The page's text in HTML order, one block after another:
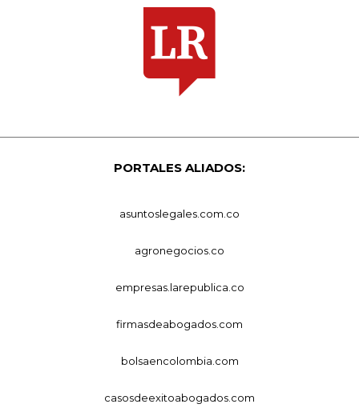
PORTALES ALIADOS:
asuntoslegales.com.co
agronegocios.co
empresas.larepublica.co
firmasdeabogados.com
bolsaencolombia.com
casosdeexitoabogados.com